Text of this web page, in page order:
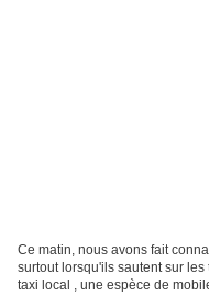
Ce matin, nous avons fait
surtout lorsqu'ils sautent sur
taxi local , une espèce de